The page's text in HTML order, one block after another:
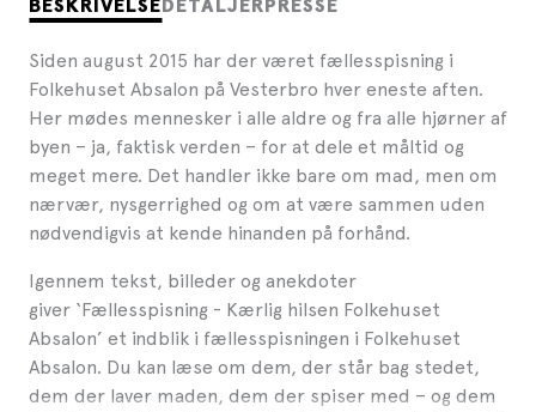
BESKRIVELSE DETALJER PRESSE
Siden august 2015 har der været fællesspisning i
Folkehuset Absalon på Vesterbro hver eneste aften.
Her mødes mennesker i alle aldre og fra alle hjørner af
byen – ja, faktisk verden – for at dele et måltid og
meget mere. Det handler ikke bare om mad, men om
nærvær, nysgerrighed og om at være sammen uden
nødvendigvis at kende hinanden på forhånd.
Igennem tekst, billeder og anekdoter
giver ‘Fællesspisning - Kærlig hilsen Folkehuset
Absalon’ et indblik i fællesspisningen i Folkehuset
Absalon. Du kan læse om dem, der står bag stedet,
dem der laver maden, dem der spiser med – og dem